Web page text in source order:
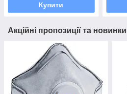
Купити
Акційні пропозиції та новинки